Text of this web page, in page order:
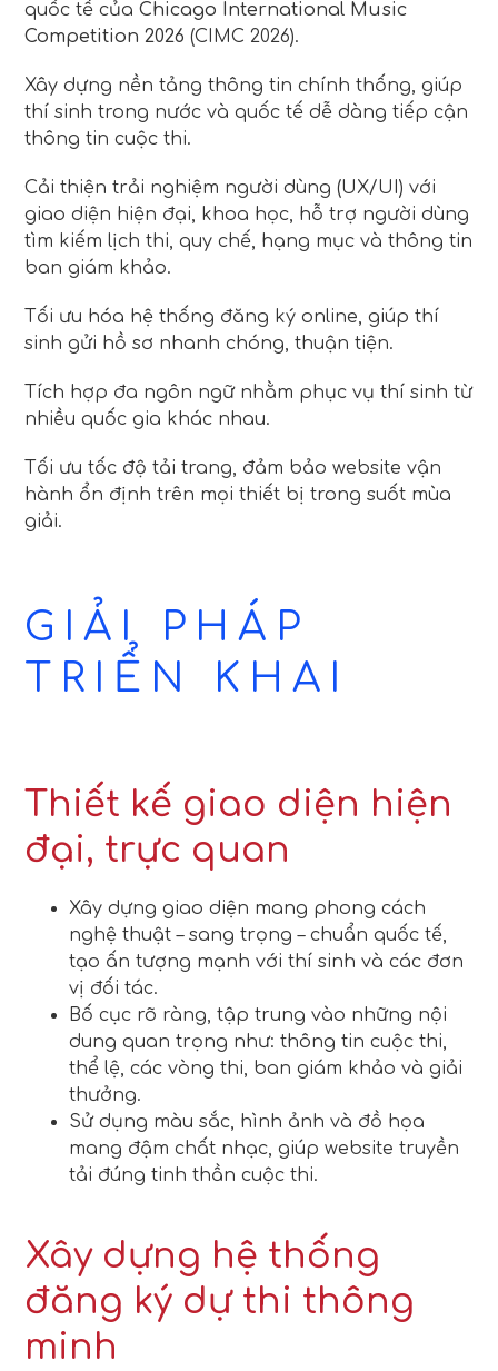
quốc tế củaChicago International Music
Competition 2026 (CIMC 2026).
Xây dựng nền tảng thông tin chính thống, giúp
thí sinh trong nước và quốc tế dễ dàng tiếp cận
thông tin cuộc thi.
Cải thiện trải nghiệm người dùng (UX/UI) với
giao diện hiện đại, khoa học, hỗ trợ người dùng
tìm kiếm lịch thi, quy chế, hạng mục và thông tin
ban giám khảo.
Tối ưu hóa hệ thống đăng ký online, giúp thí
sinh gửi hồ sơ nhanh chóng, thuận tiện.
Tích hợp đa ngôn ngữ nhằm phục vụ thí sinh từ
nhiều quốc gia khác nhau.
Tối ưu tốc độ tải trang, đảm bảo website vận
hành ổn định trên mọi thiết bị trong suốt mùa
giải.
GIẢI PHÁP
TRIỂN KHAI
Thiết kế giao diện hiện
đại, trực quan
Xây dựng giao diện mang phong cách
nghệ thuật – sang trọng – chuẩn quốc tế,
tạo ấn tượng mạnh với thí sinh và các đơn
vị đối tác.
Bố cục rõ ràng, tập trung vào những nội
dung quan trọng như: thông tin cuộc thi,
thể lệ, các vòng thi, ban giám khảo và giải
thưởng.
Sử dụng màu sắc, hình ảnh và đồ họa
mang đậm chất nhạc, giúp website truyền
tải đúng tinh thần cuộc thi.
Xây dựng hệ thống
đăng ký dự thi thông
minh